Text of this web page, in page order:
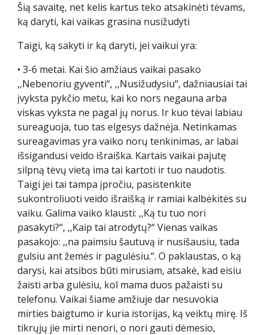
Šią savaitę, net kelis kartus teko atsakinėti tėvams,
ką daryti, kai vaikas grasina nusižudyti
Taigi, ką sakyti ir ką daryti, jei vaikui yra:
• 3-6 metai. Kai šio amžiaus vaikai pasako
,,Nebenoriu gyventi“, ,,Nusižudysiu“, dažniausiai tai
įvyksta pykčio metu, kai ko nors negauna arba
viskas vyksta ne pagal jų norus. Ir kuo tėvai labiau
sureaguoja, tuo tas elgesys dažnėja. Netinkamas
sureagavimas yra vaiko norų tenkinimas, ar labai
išsigandusi veido išraiška. Kartais vaikai pajutę
silpną tėvų vietą ima tai kartoti ir tuo naudotis.
Taigi jei tai tampa įpročiu, pasistenkite
sukontroliuoti veido išraišką ir ramiai kalbėkitės su
vaiku. Galima vaiko klausti: ,,Ką tu tuo nori
pasakyti?“, ,,Kaip tai atrodytų?“ Vienas vaikas
pasakojo: ,,na paimsiu šautuvą ir nusišausiu, tada
gulsiu ant žemės ir pagulėsiu.“. O paklaustas, o ką
darysi, kai atsibos būti mirusiam, atsakė, kad eisiu
žaisti arba gulėsiu, kol mama duos pažaisti su
telefonu. Vaikai šiame amžiuje dar nesuvokia
mirties baigtumo ir kuria istorijas, ką veiktų mirę. Iš
tikrųjų jie mirti nenori, o nori gauti dėmesio,